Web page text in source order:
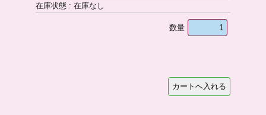
在庫状態 : 在庫なし
数量